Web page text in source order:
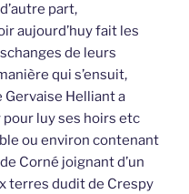
part,
aujourd’huy fait les
de leurs
qui s’ensuit,
Gervaise Helliant a
luy ses hoirs etc
ou environ contenant
Corné joignant d’un
terres dudit de Crespy